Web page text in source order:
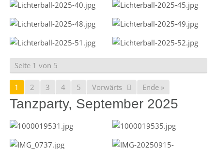
Seite 1 von 5
1 2 3 4 5 Vorwärts Ende »
Tanzparty, September 2025